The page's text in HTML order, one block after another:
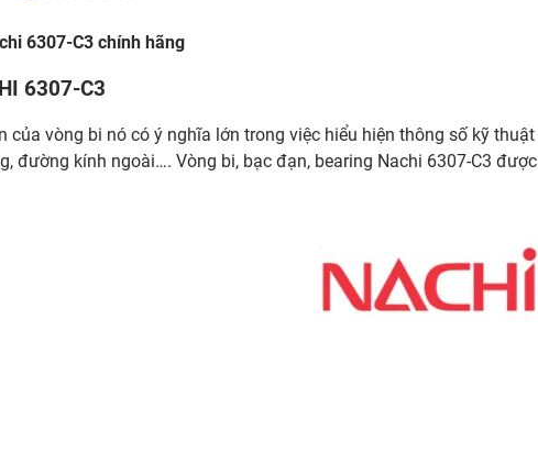
6307-C3 chính hãng
6307-C3
vòng bi nó có ý nghĩa lớn trong việc hiểu hiện thông số kỹ thuật
đường kính ngoài…. Vòng bi, bạc đạn, bearing Nachi 6307-C3 được